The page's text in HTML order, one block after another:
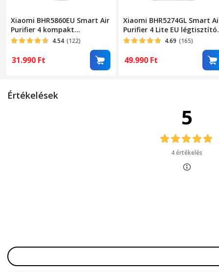
Xiaomi BHR5860EU Smart Air
Purifier 4 kompakt
légtisztító
4.54 (122)
31.990 Ft
Xiaomi BHR5274GL Smart
Purifier 4 Lite EU légtisztító,
légáramlás 360 m3/h, Mi
Home, LED kijelző, fehér
4.69 (165)
49.990 Ft
Értékelések
5
4 értékelés